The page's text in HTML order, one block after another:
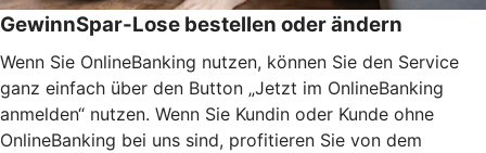
GewinnSpar-Lose bestellen oder ändern
Wenn Sie OnlineBanking nutzen, können Sie den Service
ganz einfach über den Button „Jetzt im OnlineBanking
anmelden“ nutzen. Wenn Sie Kundin oder Kunde ohne
OnlineBanking bei uns sind, profitieren Sie von dem